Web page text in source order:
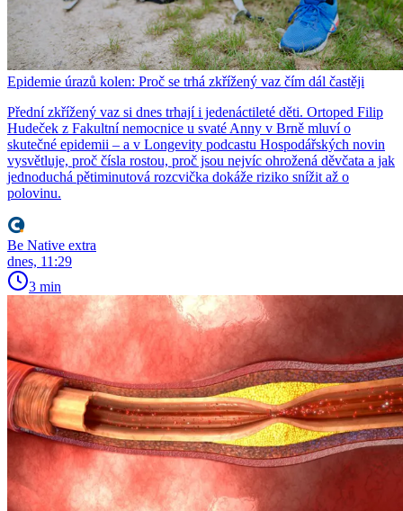
Epidemie úrazů kolen: Proč se trhá zkřížený vaz čím dál častěji
Přední zkřížený vaz si dnes trhají i jedenáctileté děti. Ortoped Filip
Hudeček z Fakultní nemocnice u svaté Anny v Brně mluví o
skutečné epidemii – a v Longevity podcastu Hospodářských novin
vysvětluje, proč čísla rostou, proč jsou nejvíc ohrožená děvčata a jak
jednoduchá pětiminutová rozcvička dokáže riziko snížit až o
polovinu.
Be Native extra
dnes, 11:29
3 min